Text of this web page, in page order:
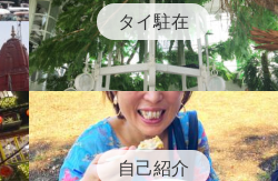
タイ駐在
自己紹介